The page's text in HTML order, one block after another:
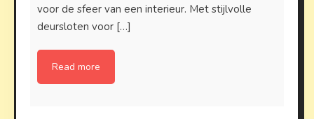
voor de sfeer van een interieur. Met stijlvolle
deursloten voor […]
Read more